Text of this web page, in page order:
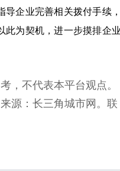
企业完善相关拨付手续，
此为契机，进一步摸排企业
，不代表本平台观点。
源：长三角城市网。联